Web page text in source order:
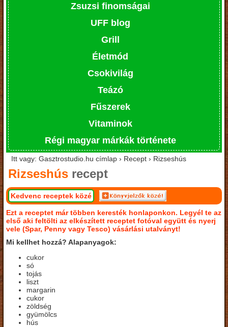
Zsuzsi finomságai
UFF blog
Grill
Életmód
Csokivilág
Teázó
Fűszerek
Vitaminok
Régi magyar márkák története
Itt vagy: Gasztrostudio.hu címlap › Recept › Rizseshús
Rizseshús recept
Kedvenc receptek közé
Ezt a receptet már többen keresték honlaponkon. Legyél te az
első aki feltölti az elkészített receptet fotóval együtt és nyerj
vele (Spar, Penny vagy Tesco) vásárlási utalványt!
Mi kellhet hozzá? Alapanyagok:
cukor
só
tojás
liszt
margarin
cukor
zöldség
gyümölcs
hús